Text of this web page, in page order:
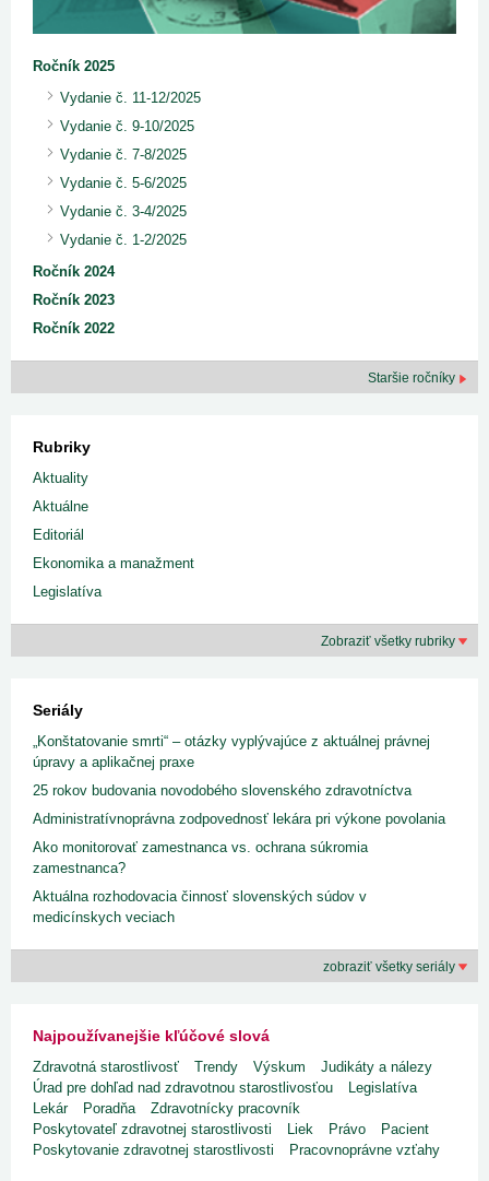
Ročník 2025
Vydanie č. 11-12/2025
Vydanie č. 9-10/2025
Vydanie č. 7-8/2025
Vydanie č. 5-6/2025
Vydanie č. 3-4/2025
Vydanie č. 1-2/2025
Ročník 2024
Ročník 2023
Ročník 2022
Staršie ročníky
Rubriky
Aktuality
Aktuálne
Editoriál
Ekonomika a manažment
Legislatíva
Zobraziť všetky rubriky
Seriály
„Konštatovanie smrti“ – otázky vyplývajúce z aktuálnej právnej
úpravy a aplikačnej praxe
25 rokov budovania novodobého slovenského zdravotníctva
Administratívnoprávna zodpovednosť lekára pri výkone povolania
Ako monitorovať zamestnanca vs. ochrana súkromia
zamestnanca?
Aktuálna rozhodovacia činnosť slovenských súdov v
medicínskych veciach
zobraziť všetky seriály
Najpoužívanejšie kľúčové slová
Zdravotná starostlivosť Trendy Výskum
Judikáty a nálezy
Úrad pre dohľad nad zdravotnou starostlivosťou
Legislatíva
Lekár
Poradňa
Zdravotnícky pracovník
Poskytovateľ zdravotnej starostlivosti
Liek Právo
Pacient
Poskytovanie zdravotnej starostlivosti
Pracovnoprávne vzťahy